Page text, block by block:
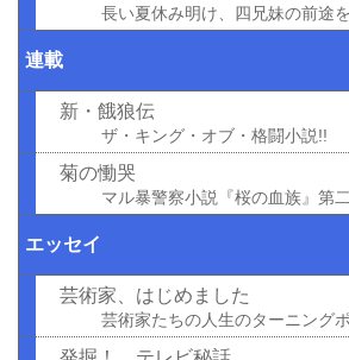
長い夏休み明け、四兄妹の前途
連載
新・餓狼伝
ザ・キング・オブ・格闘小説!!
菊の慟哭
マル暴警察小説『桜の血族』第
エッセイ
芸術家、はじめました
芸術家たちの人生のターニング